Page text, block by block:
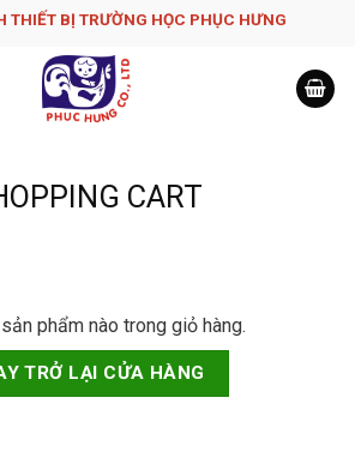
THIẾT BỊ TRƯỜNG HỌC PHỤC H­ƯNG
CART
phẩm nào trong giỏ hàng.
TRỞ LẠI CỬA HÀNG